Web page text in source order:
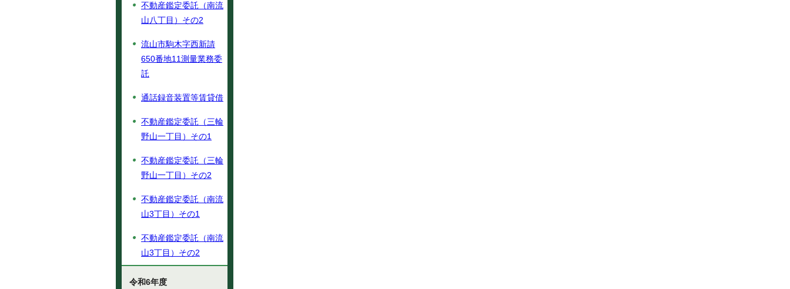
不動産鑑定委託（南流
山八丁目）その2
流山市駒木字西新請
650番地11測量業務委
託
通話録音装置等賃貸借
不動産鑑定委託（三輪
野山一丁目）その1
不動産鑑定委託（三輪
野山一丁目）その2
不動産鑑定委託（南流
山3丁目）その1
不動産鑑定委託（南流
山3丁目）その2
令和6年度